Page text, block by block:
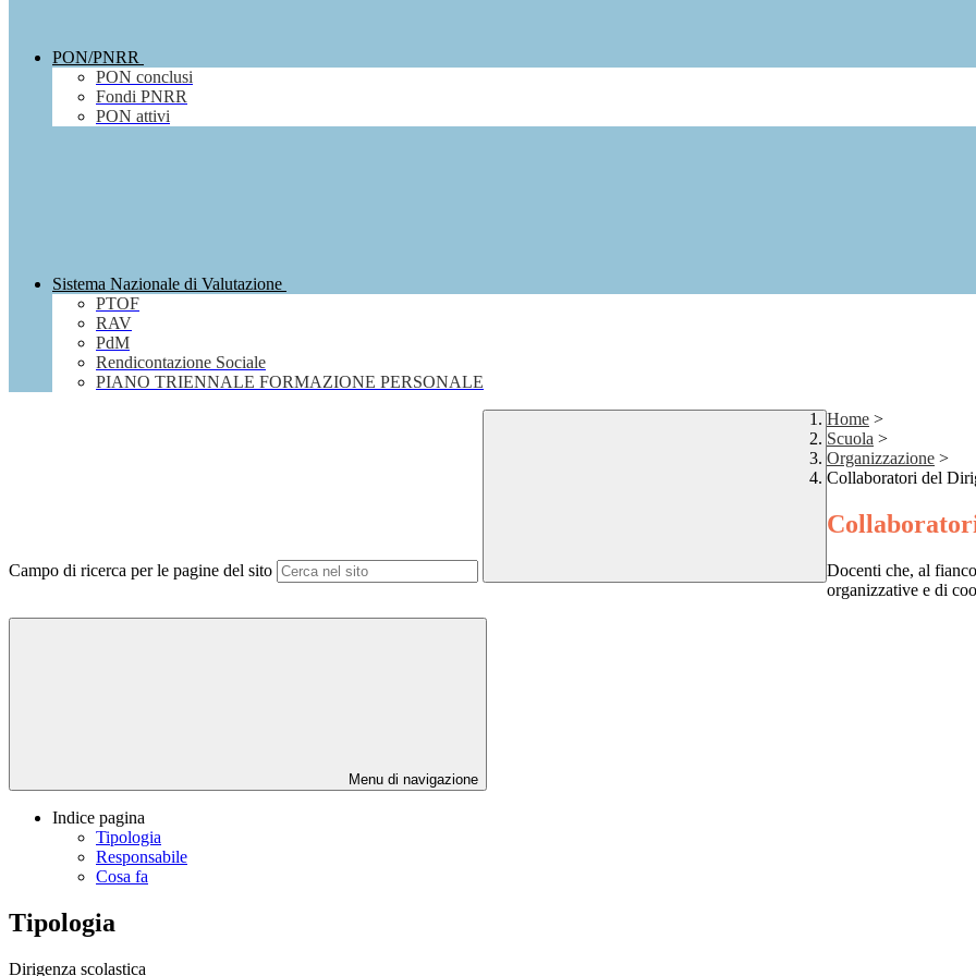
PON/PNRR
PON conclusi
Fondi PNRR
PON attivi
Sistema Nazionale di Valutazione
PTOF
RAV
PdM
Rendicontazione Sociale
PIANO TRIENNALE FORMAZIONE PERSONALE
Campo di ricerca per le pagine del sito
Home >
Scuola >
Organizzazione >
Collaboratori del
Docenti che, al
organizzative e di
Menu di navigazione
Indice pagina
Tipologia
Responsabile
Cosa fa
Tipologia
Dirigenza scolastica